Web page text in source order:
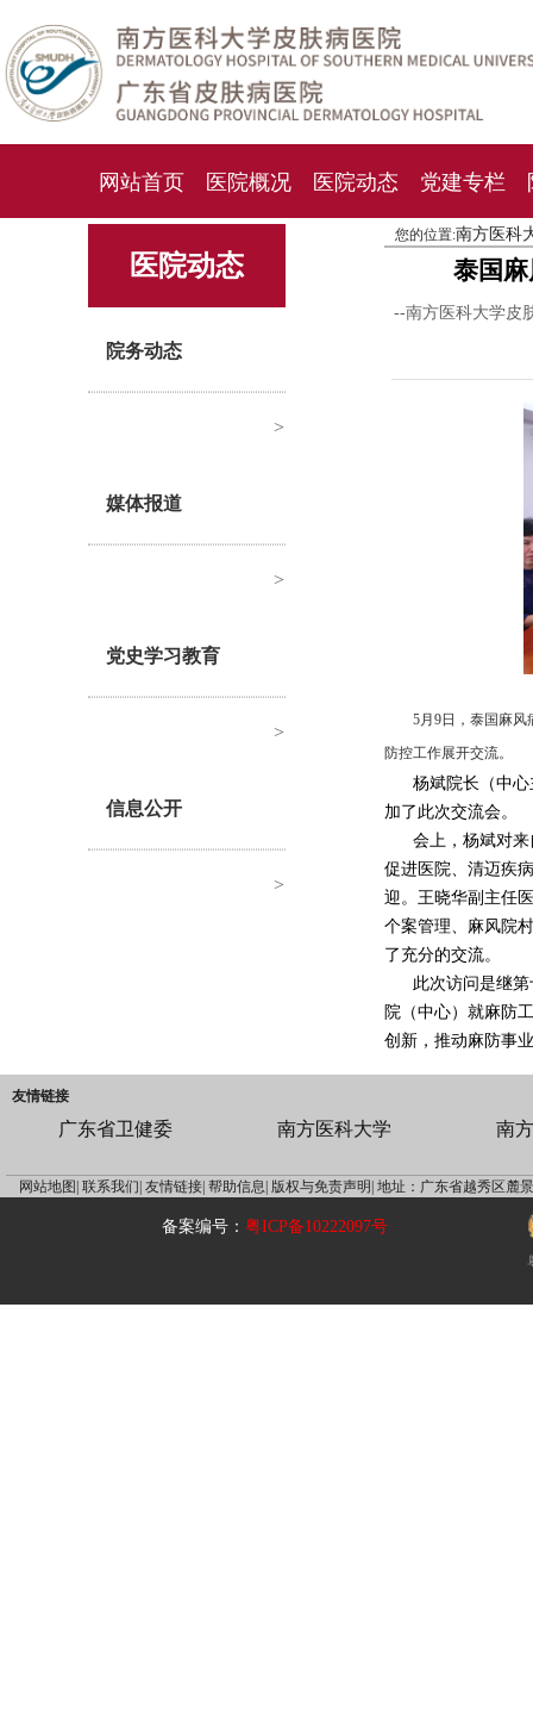
网站首页 医院概况 医院动态 党建专栏
化妆品检测中心 就诊指南 人才
医院动态
院务动态
>
媒体报道
>
党史学习教育
>
信息公开
>
您的位置:南方医科
泰国
--南方医科大学皮
5月9日，泰国麻
防控工作展开交流。
杨斌院长（中
加了此次交流会。
会上，杨斌对来
促进医院、清迈疾
迎。王晓华副主任
个案管理、麻风院
了充分的交流。
此次访问是继
院（中心）就麻防
创新，推动麻防事
友情链接
广东省卫健委 南方医科大学 南
网站地图| 联系我们| 友情链接| 帮助信息| 版权与免责声明| 地址：广东省越秀区麓
备案编号：粤ICP备10222097号